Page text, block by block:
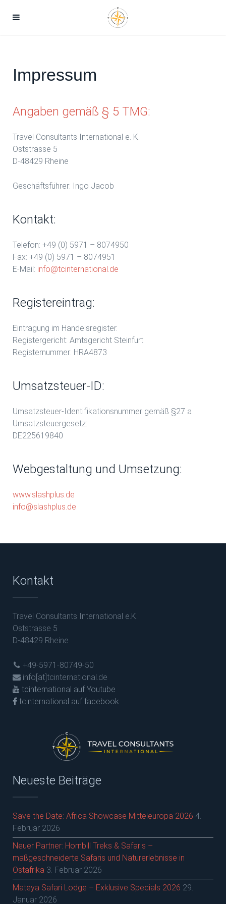
Impressum
Angaben gemäß § 5 TMG:
Travel Consultants International e. K.
Oststrasse 5
D-48429 Rheine
Geschäftsführer: Ingo Jacob
Kontakt:
Telefon: +49 (0) 5971 – 8074950
Fax: +49 (0) 5971 – 8074951
E-Mail: info@tcinternational.de
Registereintrag:
Eintragung im Handelsregister.
Registergericht: Amtsgericht Steinfurt
Registernummer: HRA4873
Umsatzsteuer-ID:
Umsatzsteuer-Identifikationsnummer gemäß §27 a
Umsatzsteuergesetz:
DE225619840
Webgestaltung und Umsetzung:
www.slashplus.de
info@slashplus.de
Kontakt
Travel Consultants International e.K.
Oststrasse 5
D-48429 Rheine
+49-5971-80749-50
info[at]tcinternational.de
tcinternational auf Youtube
tcinternational auf facebook
Neueste Beiträge
Save the Date: Africa Showcase Mitteleuropa 2026 4.
Februar 2026
Neuer Partner: Hornbill Treks & Safaris –
maßgeschneiderte Safaris und Naturerlebnisse in
Ostafrika 3. Februar 2026
Mateya Safari Lodge – Exklusive Specials 2026 29.
Januar 2026